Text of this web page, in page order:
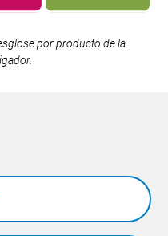
por producto de la